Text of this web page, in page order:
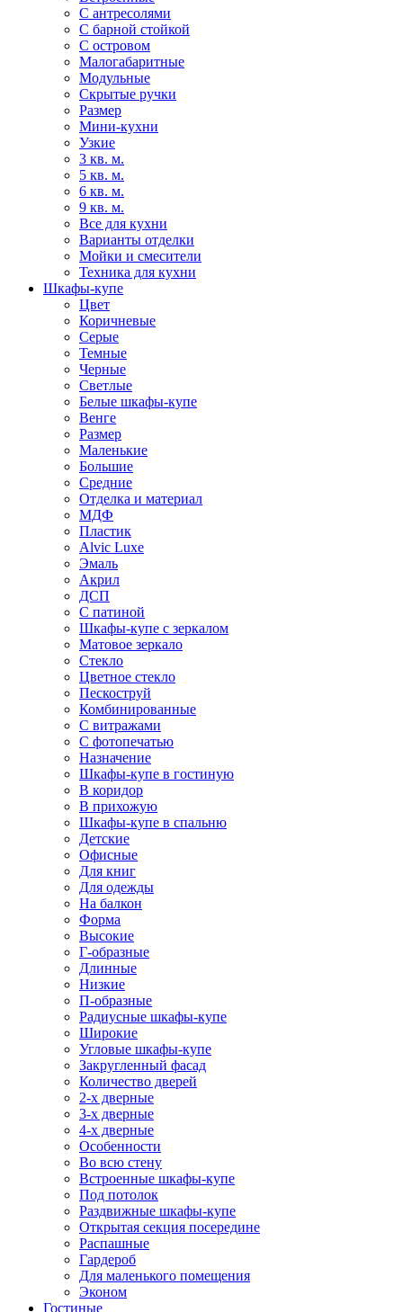
С антресолями
С барной стойкой
С островом
Малогабаритные
Модульные
Скрытые ручки
Размер
Мини-кухни
Узкие
3 кв. м.
5 кв. м.
6 кв. м.
9 кв. м.
Все для кухни
Варианты отделки
Мойки и смесители
Техника для кухни
Шкафы-купе
Цвет
Коричневые
Серые
Темные
Черные
Светлые
Белые шкафы-купе
Венге
Размер
Маленькие
Большие
Средние
Отделка и материал
МДФ
Пластик
Alvic Luxe
Эмаль
Акрил
ДСП
С патиной
Шкафы-купе с зеркалом
Матовое зеркало
Стекло
Цветное стекло
Пескоструй
Комбинированные
С витражами
С фотопечатью
Назначение
Шкафы-купе в гостиную
В коридор
В прихожую
Шкафы-купе в спальню
Детские
Офисные
Для книг
Для одежды
На балкон
Форма
Высокие
Г-образные
Длинные
Низкие
П-образные
Радиусные шкафы-купе
Широкие
Угловые шкафы-купе
Закругленный фасад
Количество дверей
2-х дверные
3-х дверные
4-х дверные
Особенности
Во всю стену
Встроенные шкафы-купе
Под потолок
Раздвижные шкафы-купе
Открытая секция посередине
Распашные
Гардероб
Для маленького помещения
Эконом
Гостиные